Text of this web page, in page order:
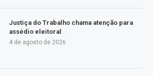
Justiça do Trabalho chama atenção para
assédio eleitoral
4 de agosto de 2026